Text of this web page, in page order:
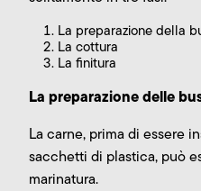
La preparazione della
La cottura
La finitura
La preparazione delle
La carne, prima di essere
sacchetti di plastica, può
marinatura.